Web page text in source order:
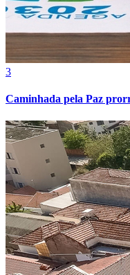
3
Caminhada pela Paz